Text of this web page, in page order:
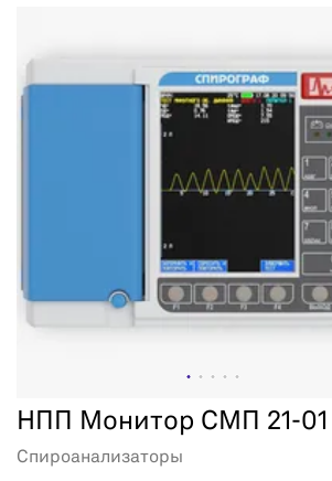
НПП Монитор СМП 21-
Спироанализаторы